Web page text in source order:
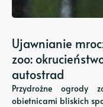
Ujawnianie
zoo:
autostrad
Przydrożne ogrody
obietnicami bliskich